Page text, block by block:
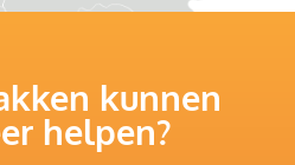
kunnen
helpen?